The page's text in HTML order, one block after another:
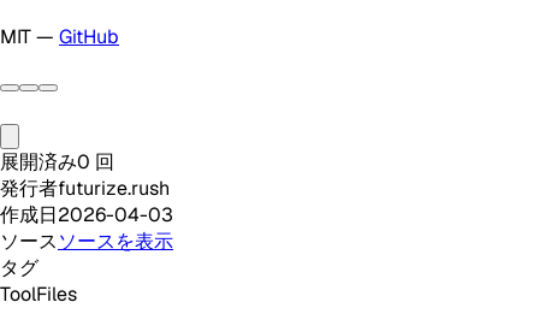
MIT — GitHub
展開済み0 回
発行者futurize.rush
作成日2026-04-03
ソースソースを表示
タグ
ToolFiles